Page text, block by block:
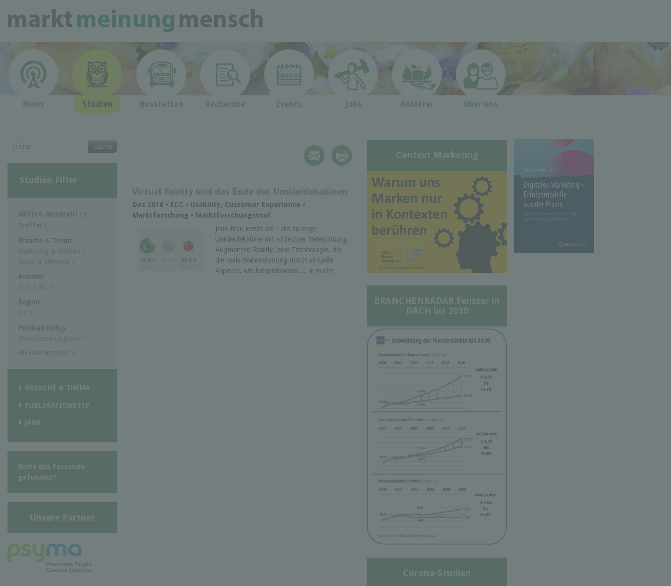
News Studien Busstation Recherche Events Jobs Anbieter Über uns
Virtual Reality und das Ende der Umkleidekabinen
Dez 2016 • ECC • Usability, Customer Experience •
Marktforschung • Marktforschungstool
Jede Frau kennt sie – die zu enge
Umkleidekabine mit schlechter Beleuchtung.
Augmented Reality, eine Technologie, die
die reale Wahrnehmung durch virtuelle
Aspekte, wie beispielsweise ...
mehr
Suche
Studien Filter
Aktive Auswahl ( 1
Treffer )
Branche & Thema
Marketing & Medien ×
Mode & Lifestyle ×
Anbieter
ECC Köln ×
Region
DE ×
Publikationstyp
Marktforschungstool
×
BRANCHE & THEMA
PUBLIKATIONSTYP
JAHR
Nicht das Passende
gefunden?
Unsere Partner
Context Marketing
BRANCHENRADAR Fenster in
DACH bis 2030
Corona-Studien